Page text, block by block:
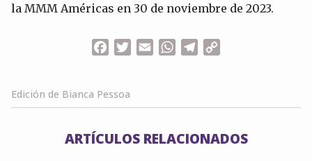
la MMM Américas en 30 de noviembre de 2023.
FacebookTwitterEmailWhatsApp
Telegram
Edición de Bianca Pessoa
ARTÍCULOS RELACIONADOS